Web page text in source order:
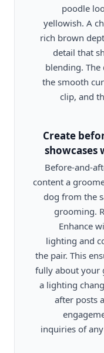
poodle
yellowish. A
rich brown
detail that
blending.
the smooth
clip, and
Create
showcases
Before-and-
content a
dog from the
grooming.
Enhance
lighting and
the pair. This
fully about your
a lighting
after posts
inquiries of